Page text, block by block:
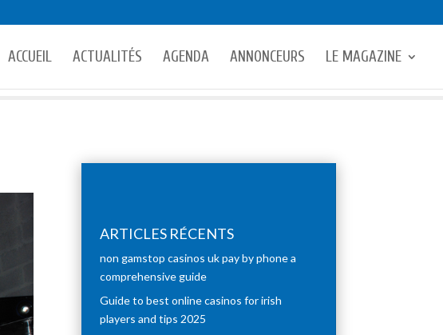
ACCUEIL ACTUALITÉS AGENDA ANNONCEURS LE MAGAZINE
ARTICLES RÉCENTS
non gamstop casinos uk pay by phone a
comprehensive guide
Guide to best online casinos for irish
players and tips 2025